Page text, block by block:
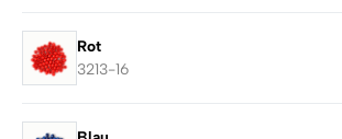
Rot
3213-16